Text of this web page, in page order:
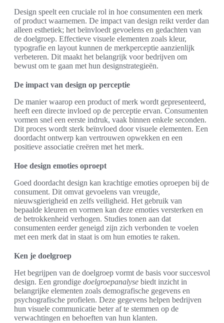
Design speelt een cruciale rol in hoe consumenten een merk
of product waarnemen. De impact van design reikt verder dan
alleen esthetiek; het beïnvloedt gevoelens en gedachten van
de doelgroep. Effectieve visuele elementen zoals kleur,
typografie en layout kunnen de merkperceptie aanzienlijk
verbeteren. Dit maakt het belangrijk voor bedrijven om
bewust om te gaan met hun designstrategieën.
De impact van design op perceptie
De manier waarop een product of merk wordt gepresenteerd,
heeft een directe invloed op de perceptie ervan. Consumenten
vormen snel een eerste indruk, vaak binnen enkele seconden.
Dit proces wordt sterk beïnvloed door visuele elementen. Een
doordacht ontwerp kan vertrouwen opwekken en een
positieve associatie creëren met het merk.
Hoe design emoties oproept
Goed doordacht design kan krachtige emoties oproepen bij de
consument. Dit omvat gevoelens van vreugde,
nieuwsgierigheid en zelfs veiligheid. Het gebruik van
bepaalde kleuren en vormen kan deze emoties versterken en
de betrokkenheid verhogen. Studies tonen aan dat
consumenten eerder geneigd zijn zich verbonden te voelen
met een merk dat in staat is om hun emoties te raken.
Ken je doelgroep
Het begrijpen van de doelgroep vormt de basis voor succesvol
design. Een grondige doelgroepanalyse biedt inzicht in
belangrijke elementen zoals demografische gegevens en
psychografische profielen. Deze gegevens helpen bedrijven
hun visuele communicatie beter af te stemmen op de
verwachtingen en behoeften van hun klanten.